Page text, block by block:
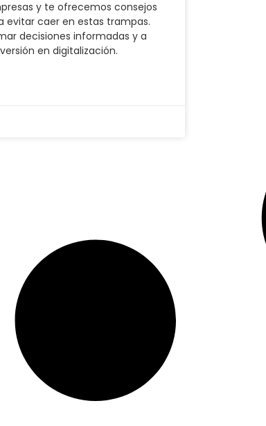
y te ofrecemos consejos
evitar caer en estas trampas.
decisiones informadas y a
en digitalización.